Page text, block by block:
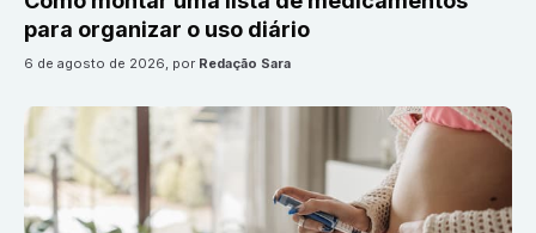
para organizar o uso diário
6 de agosto de 2026, por Redação Sara